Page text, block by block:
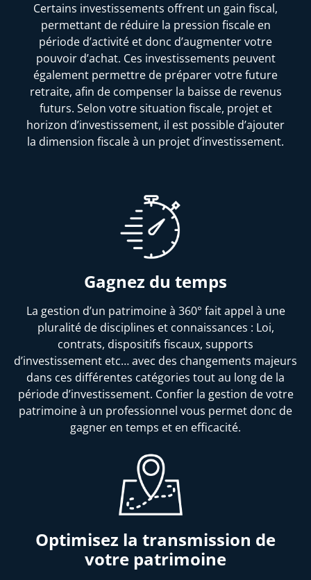
Certains investissements offrent un gain fiscal,
permettant de réduire la pression fiscale en
période d’activité et donc d’augmenter votre
pouvoir d’achat. Ces investissements peuvent
également permettre de préparer votre future
retraite, afin de compenser la baisse de revenus
futurs. Selon votre situation fiscale, projet et
horizon d’investissement, il est possible d’ajouter
la dimension fiscale à un projet d’investissement.
Gagnez du temps
La gestion d’un patrimoine à 360° fait appel à une
pluralité de disciplines et connaissances : Loi,
contrats, dispositifs fiscaux, supports
d’investissement etc… avec des changements majeurs
dans ces différentes catégories tout au long de la
période d’investissement. Confier la gestion de votre
patrimoine à un professionnel vous permet donc de
gagner en temps et en efficacité.
Optimisez la transmission de
votre patrimoine